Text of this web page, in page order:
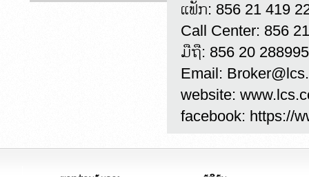
ແຟັກ: 856 21 419
Call Center: 856
ມືຖື: 856 20
Email:
website:
facebook: https://